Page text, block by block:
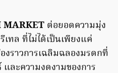
MARKET ต่อยอดความมุ่ง
เทล ที่ไม่ได้เป็นเพียงแค่
ราวการเฉลิมฉลองมรดกที่
ละความงดงามของการ